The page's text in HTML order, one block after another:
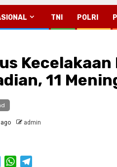
TNI POLRI
11
admin
TwitterWhatsApp